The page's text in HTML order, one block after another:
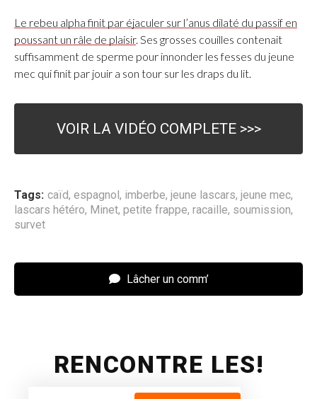
Le rebeu alpha finit par éjaculer sur l’anus dilaté du passif en
poussant un râle de plaisir. Ses grosses couilles contenait
suffisamment de sperme pour innonder les fesses du jeune
mec qui finit par jouir a son tour sur les draps du lit.
VOIR LA VIDÉO COMPLETE >>>
Tags: caïd, espagnol, imberbe, jeune lascars, jeune mec,
lascars hétéro, Minet, petite frappe, racaille, soumission,
survet
Lâcher un comm’
RENCONTRE LES!